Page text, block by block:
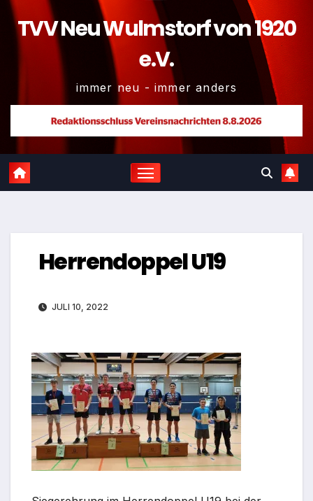
TVV Neu Wulmstorf von 1920
e.V.
immer neu - immer anders
Herrendoppel U19
JULI 10, 2022